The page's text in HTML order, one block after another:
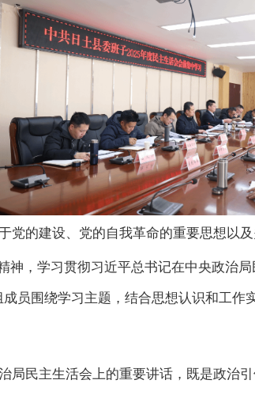
党的建设、党的自我革命的重要思想以
神，学习贯彻习近平总书记在中央政治
成员围绕学习主题，结合思想认识和工作
局民主生活会上的重要讲话 ， 既是政治